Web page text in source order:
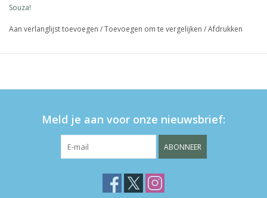
Souza!
Aan verlanglijst toevoegen /Toevoegen om te vergelijken /Afdrukken
Meld je aan voor onze nieuwsbrief:
ABONNEER